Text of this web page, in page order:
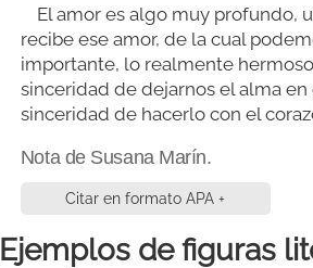
El amor es algo muy profundo,
recibe ese amor, de la cual
importante, lo realmente
sinceridad de dejarnos el alma
sinceridad de hacerlo con el
Nota de Susana Marín.
Citar en formato APA +
Ejemplos de figuras